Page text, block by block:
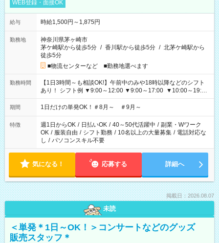
WEB登録・面接OK
給与 時給1,500円～1,875円
勤務地
神奈川県茅ヶ崎市
茅ケ崎駅から徒歩5分 / 香川駅から徒歩5分 / 北茅ケ崎駅から
徒歩5分
■物流センターなど ■勤務地選べます
勤務時間
【1日3時間～も相談OK!】午前中のみや18時以降などのシフト
あり！ シフト例 ▼9:00～12:00 ▼9:00～17:00 ▼10:00～19:00
▼18:00～21:00
期間 1日だけの単発OK！＃8月～ ＃9月～
特徴 週1日からOK / 日払いOK / 40～50代活躍中 / 副業・Wワーク
OK / 服装自由 / シフト勤務 / 10名以上の大量募集 / 電話対応な
し / パソコンスキル不要
気になる！ 応募する 詳細へ
掲載日：2026.08.07
未読
＜単発＊1日～OK！＞コンサートなどのグッズ
販売スタッフ＊